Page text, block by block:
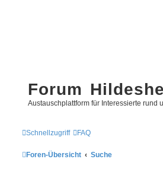
Forum
Austauschplattform für Interessierte rund
Schnellzugriff FAQ
Foren-Übersicht Suche